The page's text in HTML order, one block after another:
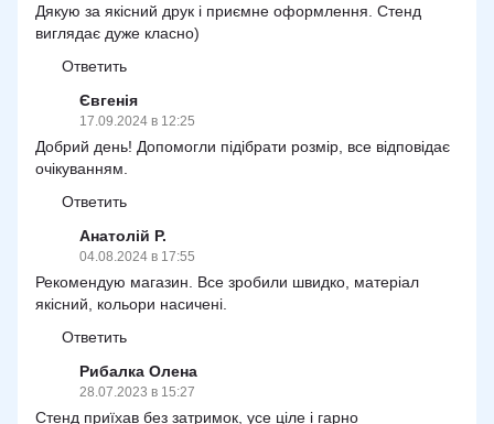
Дякую за якісний друк і приємне оформлення. Стенд
виглядає дуже класно)
Ответить
Євгенія
17.09.2024 в 12:25
Добрий день! Допомогли підібрати розмір, все відповідає
очікуванням.
Ответить
Анатолій Р.
04.08.2024 в 17:55
Рекомендую магазин. Все зробили швидко, матеріал
якісний, кольори насичені.
Ответить
Рибалка Олена
28.07.2023 в 15:27
Стенд приїхав без затримок, усе ціле і гарно